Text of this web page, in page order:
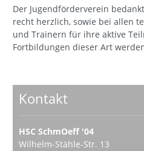
Der Jugendförderverein
recht herzlich, sowie bei allen
und Trainern für ihre aktive
Fortbildungen dieser Art
Kontakt
HSC SchmOeff '04
Wilhelm-Stähle-Str. 13